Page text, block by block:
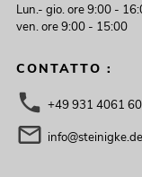
Lun.- gio. ore 9:00 -
ven. ore 9:00 - 15:00
CONTATTO :
+49 931 4061
info@steinigke.de